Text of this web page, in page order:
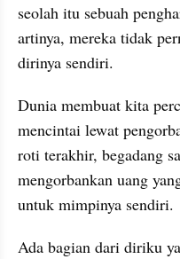
seolah itu sebuah
artinya, mereka tidak
dirinya sendiri.
Dunia membuat kita
mencintai lewat
roti terakhir, begadang
mengorbankan uang
untuk mimpinya sendiri.
Ada bagian dari diriku